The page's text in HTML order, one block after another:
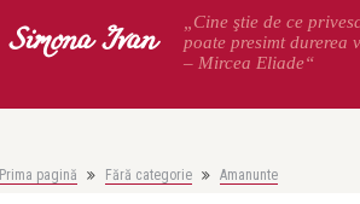
Simona Ivan
„Cine ştie de ce
poate presimt durerea
– Mircea Eliade“
Prima pagină Fără categorie Amanunte